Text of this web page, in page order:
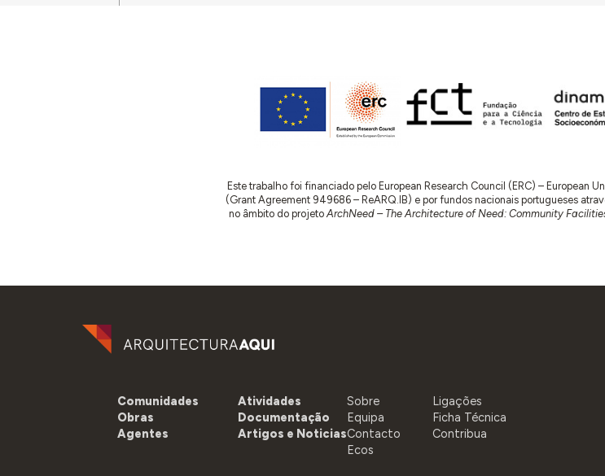
Este trabalho foi financiado pelo European Research Council (ERC) – European
(Grant Agreement 949686 – ReARQ.IB) e por fundos nacionais portugueses
no âmbito do projetoArchNeed – The Architecture of Need: Community
Comunidades
Obras
Agentes
Atividades
Documentação
Artigos e Noticias
Sobre
Equipa
Contacto
Ecos
Ligações
Ficha Técnica
Contribua